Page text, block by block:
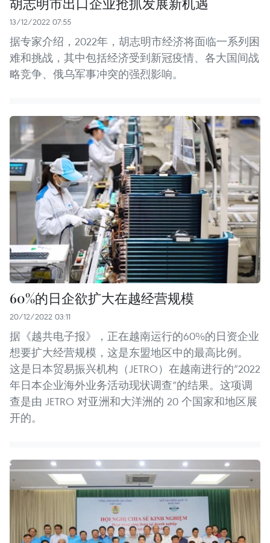
13/12/2022 07:55
据专家介绍，2022年，胡志明市经济将面临一系列困
难和挑战，其中包括经济受到新冠疫情、各大国间战
略竞争、俄乌军事冲突的强烈影响。
60%的日企欲扩大在越经营规模
20/12/2022 03:11
据《越共电子报》，正在越南运行的60%的日资企业
想要扩大经营规模，这是东盟地区中的最高比例。
这是日本贸易振兴机构（JETRO）在越南进行的“2022
年日本企业海外业务活动现状调查”的结果。这项调
查是由 JETRO 对亚洲和大洋洲的 20 个国家和地区展
开的。